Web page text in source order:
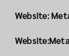
Website:
Website: